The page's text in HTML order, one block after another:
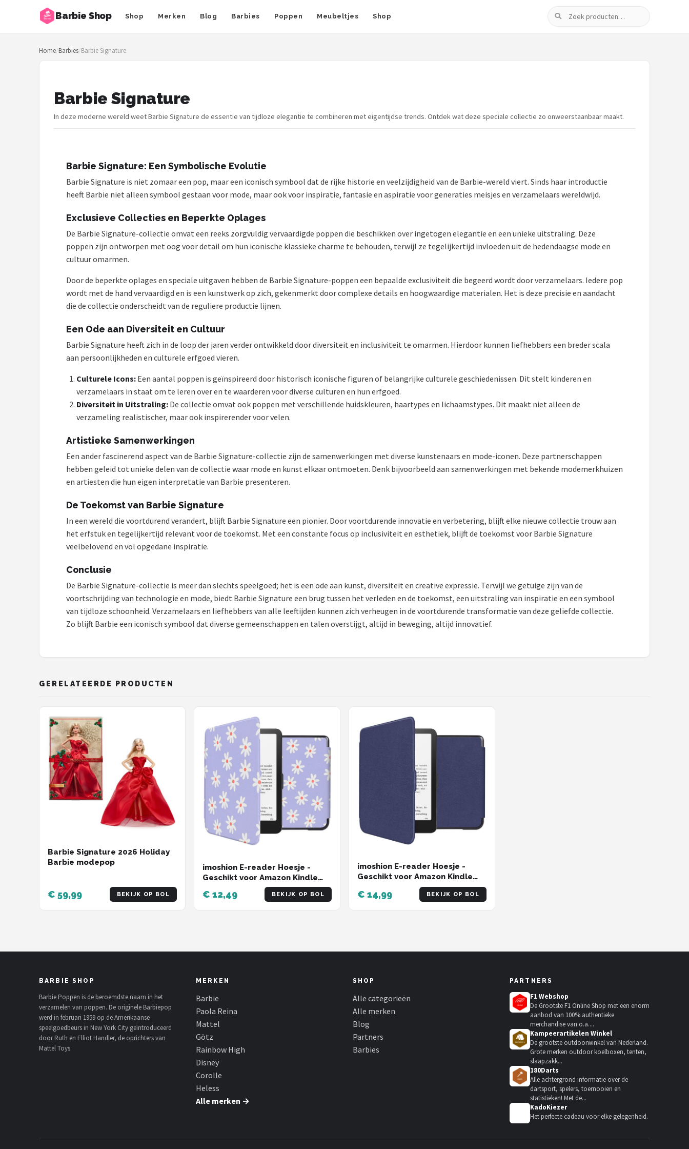
Barbie Shop Shop Merken Blog Barbies Poppen Meubeltjes Shop
Zoeken
Zoeken
NAVIGATIE
Meubeltjes
Rainbow High
L.O.L. Surprise!
Home/Barbies/Barbie Signature
Barbie Signature
In deze moderne wereld weet Barbie Signature de essentie van tijdloze elegantie te combineren met eigentijdse trends. Ontdek wat deze speciale collectie zo onweerstaanbaar maakt.
Barbie Signature: Een Symbolische Evolutie
Barbie Signature is niet zomaar een pop, maar een iconisch symbool dat de rijke historie en veelzijdigheid van de Barbie-wereld viert. Sinds haar introductie
heeft Barbie niet alleen symbool gestaan voor mode, maar ook voor inspiratie, fantasie en aspiratie voor generaties meisjes en verzamelaars wereldwijd.
Exclusieve Collecties en Beperkte Oplages
De Barbie Signature-collectie omvat een reeks zorgvuldig vervaardigde poppen die beschikken over ingetogen elegantie en een unieke uitstraling. Deze
poppen zijn ontworpen met oog voor detail om hun iconische klassieke charme te behouden, terwijl ze tegelijkertijd invloeden uit de hedendaagse mode en
cultuur omarmen.
Door de beperkte oplages en speciale uitgaven hebben de Barbie Signature-poppen een bepaalde exclusiviteit die begeerd wordt door verzamelaars. Iedere pop
wordt met de hand vervaardigd en is een kunstwerk op zich, gekenmerkt door complexe details en hoogwaardige materialen. Het is deze precisie en aandacht
die de collectie onderscheidt van de reguliere productie lijnen.
Een Ode aan Diversiteit en Cultuur
Barbie Signature heeft zich in de loop der jaren verder ontwikkeld door diversiteit en inclusiviteit te omarmen. Hierdoor kunnen liefhebbers een breder scala
aan persoonlijkheden en culturele erfgoed vieren.
Culturele Icons: Een aantal poppen is geïnspireerd door historisch iconische figuren of belangrijke culturele geschiedenissen. Dit stelt kinderen en
verzamelaars in staat om te leren over en te waarderen voor diverse culturen en hun erfgoed.
Diversiteit in Uitstraling: De collectie omvat ook poppen met verschillende huidskleuren, haartypes en lichaamstypes. Dit maakt niet alleen de
verzameling realistischer, maar ook inspirerender voor velen.
Artistieke Samenwerkingen
Een ander fascinerend aspect van de Barbie Signature-collectie zijn de samenwerkingen met diverse kunstenaars en mode-iconen. Deze partnerschappen
hebben geleid tot unieke delen van de collectie waar mode en kunst elkaar ontmoeten. Denk bijvoorbeeld aan samenwerkingen met bekende modemerkhuizen
en artiesten die hun eigen interpretatie van Barbie presenteren.
De Toekomst van Barbie Signature
In een wereld die voortdurend verandert, blijft Barbie Signature een pionier. Door voortdurende innovatie en verbetering, blijft elke nieuwe collectie trouw aan
het erfstuk en tegelijkertijd relevant voor de toekomst. Met een constante focus op inclusiviteit en esthetiek, blijft de toekomst voor Barbie Signature
veelbelovend en vol opgedane inspiratie.
Conclusie
De Barbie Signature-collectie is meer dan slechts speelgoed; het is een ode aan kunst, diversiteit en creative expressie. Terwijl we getuige zijn van de
voortschrijding van technologie en mode, biedt Barbie Signature een brug tussen het verleden en de toekomst, een uitstraling van inspiratie en een symbool
van tijdloze schoonheid. Verzamelaars en liefhebbers van alle leeftijden kunnen zich verheugen in de voortdurende transformatie van deze geliefde collectie.
Zo blijft Barbie een iconisch symbool dat diverse gemeenschappen en talen overstijgt, altijd in beweging, altijd innovatief.
GERELATEERDE PRODUCTEN
Barbie Signature 2026 Holiday
Barbie modepop
€ 59,99 BEKIJK OP BOL
imoshion E-reader Hoesje -
Geschikt voor Amazon Kindle
Colorsoft Signature edition
(2024), Amazon Kindle
Paperwhite (2024), Amazon
Distance
€ 12,49 BEKIJK OP BOL
imoshion E-reader Hoesje -
Geschikt voor Amazon Kindle
Colorsoft Signature edition
(2024), Amazon Kindle
€ 14,99 BEKIJK OP BOL
BARBIE SHOP
Barbie Poppen is de beroemdste naam in het
verzamelen van poppen. De originele Barbiepop
werd in februari 1959 op de Amerikaanse
speelgoedbeurs in New York City geïntroduceerd
door Ruth en Elliot Handler, de oprichters van
Mattel Toys.
MERKEN
Barbie
Paola Reina
Mattel
Götz
Rainbow High
Disney
Corolle
Heless
Alle merken →
SHOP
Alle categorieën
Alle merken
Blog
Partners
Barbies
PARTNERS
F1 Webshop
De Grootste F1 Online Shop met een enorm
aanbod van 100% authentieke
merchandise van o.a....
Kampeerartikelen Winkel
De grootste outdoorwinkel van Nederland.
Grote merken outdoor koelboxen, tenten,
slaapzakk...
180Darts
Alle achtergrond informatie over de
dartsport, spelers, toernooien en
statistieken! Met de...
KadoKiezer
Het perfecte cadeau voor elke gelegenheid.